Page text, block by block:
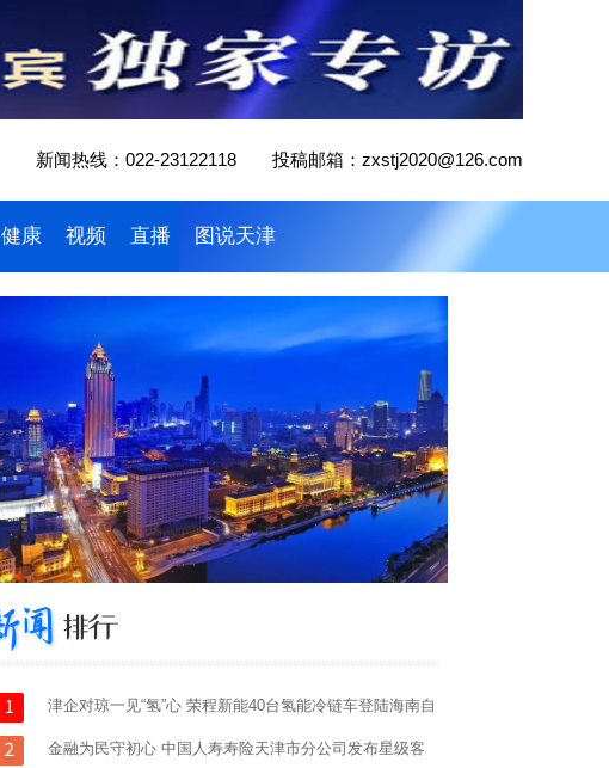
新闻热线：022-23122118 投稿邮箱：zxstj2020@126.com
健康 视频 直播 图说天津
津企对琼一见“氢”心 荣程新能40台氢能冷链车登陆海南自
贸港赋能高质量发展
金融为民守初心 中国人寿寿险天津市分公司发布星级客